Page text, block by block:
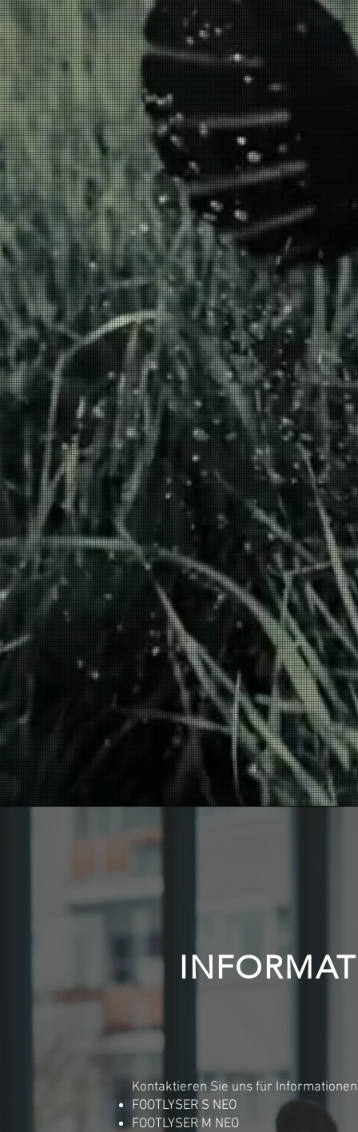
Sind Sie Podologe in Bordeaux (33)?
quotidien grâce à des solutions sur-mesure. Nos logiciels et équipements sont conçus pour répondre
est également un pôle important en matière de santé et d’innovation. Les podologues bordelais,
pour vous aider à tirer le meilleur parti de nos logiciels et équipements.
de pointe pour offrir un service de qualité à vos patients.
gérer votre cabinet et offrir des diagnostics précis à vos patients ? AMCUBE, leader dans le
Kontaktieren Sie uns für
FOOTLYSER S NEO
FOOTLYSER M NEO